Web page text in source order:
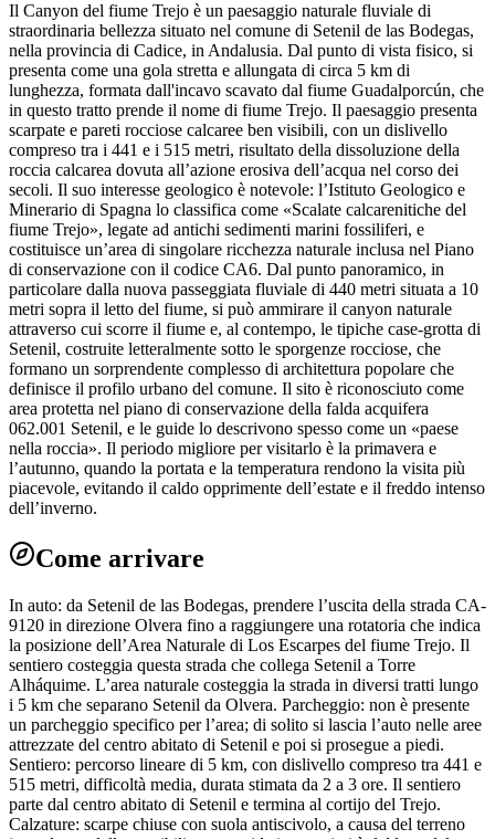
Il Canyon del fiume Trejo è un paesaggio naturale fluviale di
straordinaria bellezza situato nel comune di Setenil de las Bodegas,
nella provincia di Cadice, in Andalusia. Dal punto di vista fisico, si
presenta come una gola stretta e allungata di circa 5 km di
lunghezza, formata dall'incavo scavato dal fiume Guadalporcún, che
in questo tratto prende il nome di fiume Trejo. Il paesaggio presenta
scarpate e pareti rocciose calcaree ben visibili, con un dislivello
compreso tra i 441 e i 515 metri, risultato della dissoluzione della
roccia calcarea dovuta all’azione erosiva dell’acqua nel corso dei
secoli. Il suo interesse geologico è notevole: l’Istituto Geologico e
Minerario di Spagna lo classifica come «Scalate calcarenitiche del
fiume Trejo», legate ad antichi sedimenti marini fossiliferi, e
costituisce un’area di singolare ricchezza naturale inclusa nel Piano
di conservazione con il codice CA6. Dal punto panoramico, in
particolare dalla nuova passeggiata fluviale di 440 metri situata a 10
metri sopra il letto del fiume, si può ammirare il canyon naturale
attraverso cui scorre il fiume e, al contempo, le tipiche case-grotta di
Setenil, costruite letteralmente sotto le sporgenze rocciose, che
formano un sorprendente complesso di architettura popolare che
definisce il profilo urbano del comune. Il sito è riconosciuto come
area protetta nel piano di conservazione della falda acquifera
062.001 Setenil, e le guide lo descrivono spesso come un «paese
nella roccia». Il periodo migliore per visitarlo è la primavera e
l’autunno, quando la portata e la temperatura rendono la visita più
piacevole, evitando il caldo opprimente dell’estate e il freddo intenso
dell’inverno.
Come arrivare
In auto: da Setenil de las Bodegas, prendere l’uscita della strada CA-
9120 in direzione Olvera fino a raggiungere una rotatoria che indica
la posizione dell’Area Naturale di Los Escarpes del fiume Trejo. Il
sentiero costeggia questa strada che collega Setenil a Torre
Alháquime. L’area naturale costeggia la strada in diversi tratti lungo
i 5 km che separano Setenil da Olvera. Parcheggio: non è presente
un parcheggio specifico per l’area; di solito si lascia l’auto nelle aree
attrezzate del centro abitato di Setenil e poi si prosegue a piedi.
Sentiero: percorso lineare di 5 km, con dislivello compreso tra 441 e
515 metri, difficoltà media, durata stimata da 2 a 3 ore. Il sentiero
parte dal centro abitato di Setenil e termina al cortijo del Trejo.
Calzature: scarpe chiuse con suola antiscivolo, a causa del terreno